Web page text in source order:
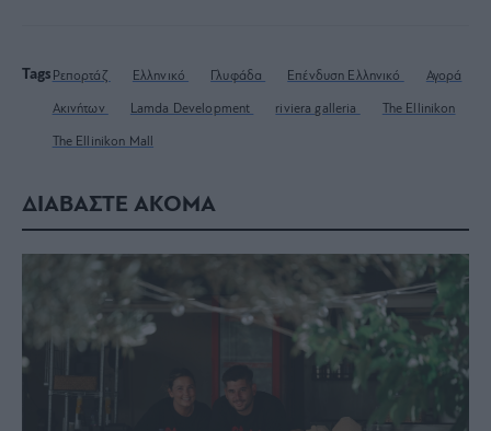
Tags Ρεπορτάζ Ελληνικό Γλυφάδα Επένδυση Ελληνικό Αγορά
Ακινήτων Lamda Development riviera galleria The Ellinikon
The Ellinikon Mall
ΔΙΑΒΑΣΤΕ ΑΚΟΜΑ